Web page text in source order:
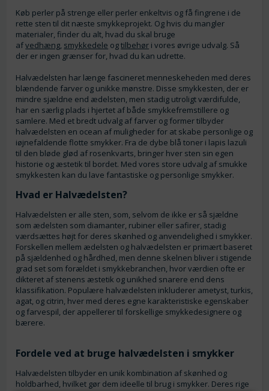
Køb perler på strenge eller perler enkeltvis og få fingrene i de
rette sten til dit næste smykkeprojekt. Og hvis du mangler
materialer, finder du alt, hvad du skal bruge
afvedhæng, smykkedele ogtilbehør i vores øvrige udvalg. Så
der er ingen grænser for, hvad du kan udrette.
Halvædelsten har længe fascineret menneskeheden med deres
blændende farver og unikke mønstre. Disse smykkesten, der er
mindre sjældne end ædelsten, men stadig utroligt værdifulde,
har en særlig plads i hjertet af både smykkefremstillere og
samlere. Med et bredt udvalg af farver og former tilbyder
halvædelsten en ocean af muligheder for at skabe personlige og
iøjnefaldende flotte smykker. Fra de dybe blå toner i lapis lazuli
til den bløde glød af rosenkvarts, bringer hver sten sin egen
historie og æstetik til bordet. Med vores store udvalg af smukke
smykkesten kan du lave fantastiske og personlige smykker.
Hvad er Halvædelsten?
Halvædelsten er alle sten, som, selvom de ikke er så sjældne
som ædelsten som diamanter, rubiner eller safirer, stadig
værdsættes højt for deres skønhed og anvendelighed i smykker.
Forskellen mellem ædelsten og halvædelsten er primært baseret
på sjældenhed og hårdhed, men denne skelnen bliver i stigende
grad set som forældet i smykkebranchen, hvor værdien ofte er
dikteret af stenens æstetik og unikhed snarere end dens
klassifikation. Populære halvædelsten inkluderer ametyst, turkis,
agat, og citrin, hver med deres egne karakteristiske egenskaber
og farvespil, der appellerer til forskellige smykkedesignere og
bærere.
Fordele ved at bruge halvædelsten i smykker
Halvædelsten tilbyder en unik kombination af skønhed og
holdbarhed, hvilket gør dem ideelle til brug i smykker. Deres rige